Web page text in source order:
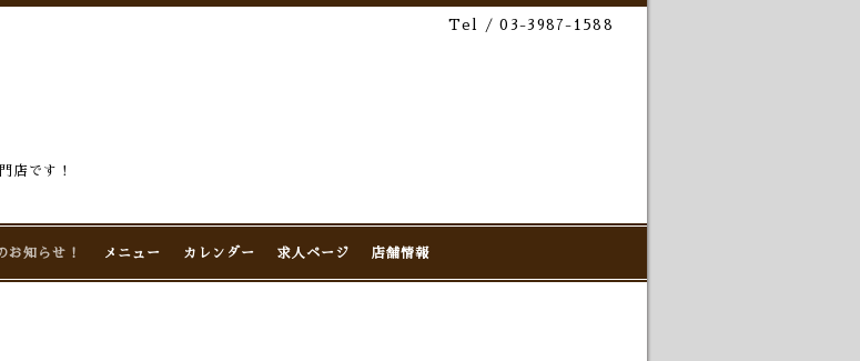
Tel / 03-3987-1588
店です！
お知らせ！ メニュー カレンダー 求人ページ 店舗情報